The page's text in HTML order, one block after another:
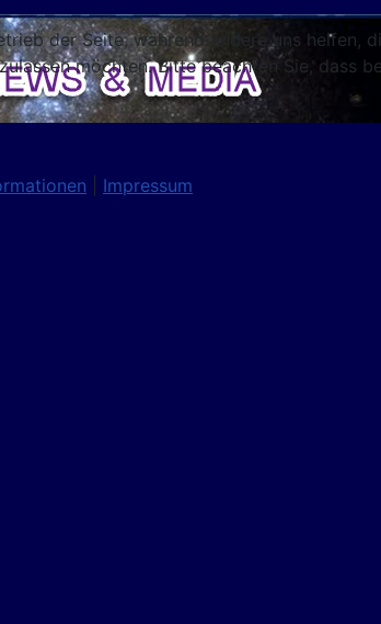
der Seite, während andere uns helfen,
möchten. Bitte beachten Sie, dass
Impressum